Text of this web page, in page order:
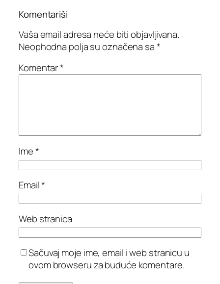
Komentariši
Vaša email adresa neće biti objavljivana.
Neophodna polja su označena sa*
Komentar*
Ime*
Email*
Web stranica
Sačuvaj moje ime, email i web stranicu u
ovom browseru za buduće komentare.